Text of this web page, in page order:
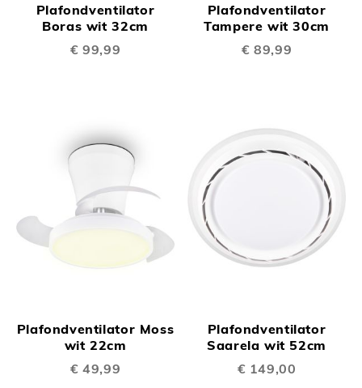
Plafondventilator
Boras wit 32cm
€ 99,99
Plafondventilator
Tampere wit 30cm
€ 89,99
Plafondventilator Moss
wit 22cm
€ 49,99
Plafondventilator
Saarela wit 52cm
€ 149,00